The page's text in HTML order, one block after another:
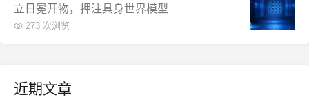
立日冕开物，押注具身世界模型
273 次浏览
近期文章